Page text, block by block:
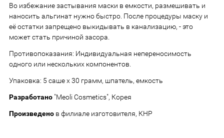
Во избежание застывания маски в емкости, размешивать и
наносить альгинат нужно быстро. После процедуры маску и
её остатки запрещено выкидывать в канализацию, - это
может стать причиной засора.
Противопоказания: Индивидуальная непереносимость
одного или нескольких компонентов.
Упаковка: 5 саше х 30 грамм, шпатель, емкость
Разработано "Meoli Cosmetics", Корея
Произведено в филиале изготовителя, КНР